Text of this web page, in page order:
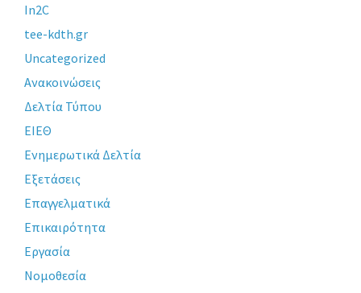
In2C
tee-kdth.gr
Uncategorized
Ανακοινώσεις
Δελτία Τύπου
ΕΙΕΘ
Ενημερωτικά Δελτία
Εξετάσεις
Επαγγελματικά
Επικαιρότητα
Εργασία
Νομοθεσία